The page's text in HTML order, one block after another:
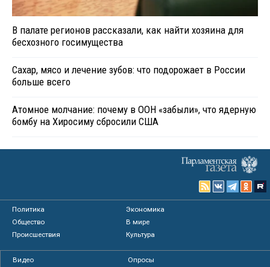
В палате регионов рассказали, как найти хозяина для
бесхозного госимущества
Сахар, мясо и лечение зубов: что подорожает в России
больше всего
Атомное молчание: почему в ООН «забыли», что ядерную
бомбу на Хиросиму сбросили США
Политика
Экономика
Общество
В мире
Происшествия
Культура
Видео
Опросы